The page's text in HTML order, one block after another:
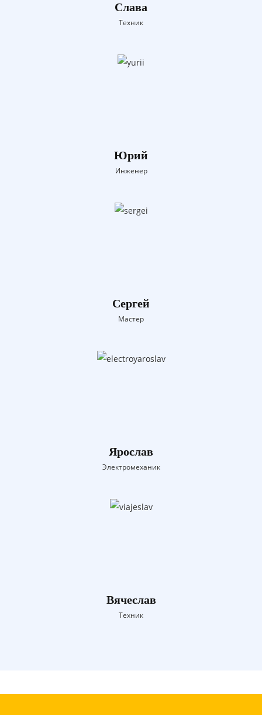
Слава
Техник
Юрий
Инженер
Сергей
Мастер
Ярослав
Электромеханик
Вячеслав
Техник